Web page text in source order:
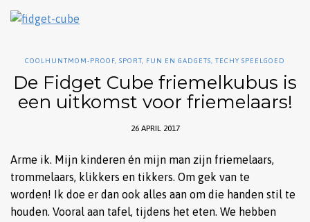
COOLHUNTMOM-PROOF,SPORT, FUN EN GADGETS, TECHY SPEELGOED
De Fidget Cube friemelkubus is
een uitkomst voor friemelaars!
26 APRIL 2017
Arme ik. Mijn kinderen én mijn man zijn friemelaars,
trommelaars, klikkers en tikkers. Om gek van te
worden! Ik doe er dan ook alles aan om die handen stil te
houden. Vooral aan tafel, tijdens het eten. We hebben